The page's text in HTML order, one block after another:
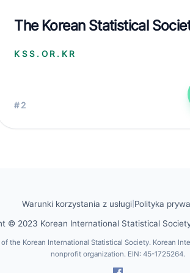
The Korean Statistical
KSS.OR.KR
#2
Warunki korzystania z usługi Polityka
© 2023 Korean International Statistical
the Korean International Statistical Society. Korean
nonprofit organization. EIN: 45-1725264.